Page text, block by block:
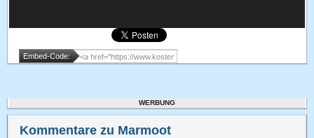
Embed-Code:
WERBUNG
Kommentare zu Marmoot